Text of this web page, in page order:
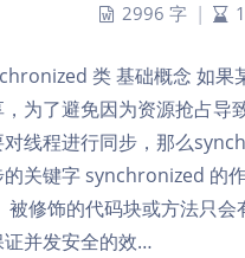
2996 字 |
类 基础概念 如果
为了避免因为资源抢占导
对线程进行同步，那么
的关键字 synchronized 的
被修饰的代码块或方法只会
证并发安全的效…